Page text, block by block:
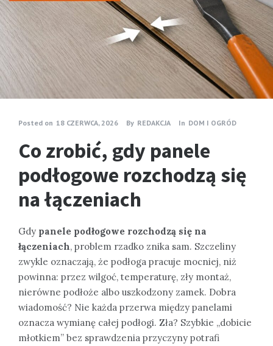
Posted on 18 CZERWCA, 2026 By REDAKCJA In DOM I OGRÓD
Co zrobić, gdy panele
podłogowe rozchodzą się
na łączeniach
Gdy panele podłogowe rozchodzą się na
łączeniach, problem rzadko znika sam. Szczeliny
zwykle oznaczają, że podłoga pracuje mocniej, niż
powinna: przez wilgoć, temperaturę, zły montaż,
nierówne podłoże albo uszkodzony zamek. Dobra
wiadomość? Nie każda przerwa między panelami
oznacza wymianę całej podłogi. Zła? Szybkie „dobicie
młotkiem” bez sprawdzenia przyczyny potrafi